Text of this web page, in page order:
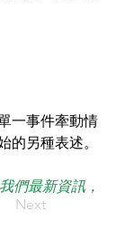
一事件牽動情
另種表述。
們最新資訊，
Next